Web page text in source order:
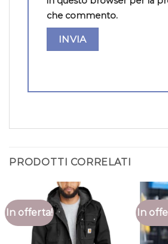
che commento.
PRODOTTI CORRELATI
In offerta! In